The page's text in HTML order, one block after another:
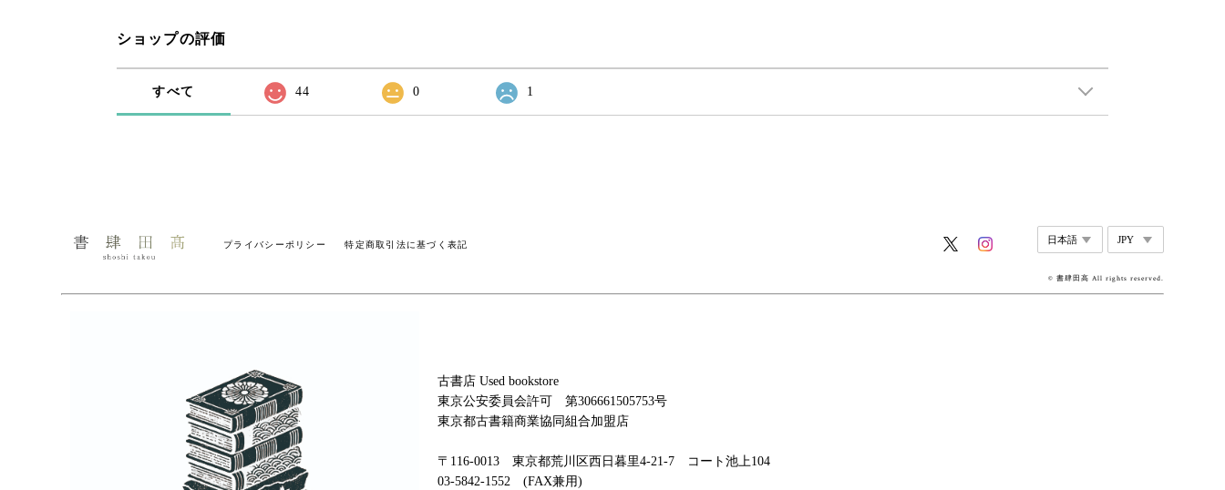
ショップの評価
すべて 44 0 1
プライバシーポリシー 特定商取引法に基づく表記
© 書肆田高 All rights reserved.
古書店 Used bookstore
東京公安委員会許可 第306661505753号
東京都古書籍商業協同組合加盟店
〒116-0013 東京都荒川区西日暮里4-21-7 コート池上104
03-5842-1552 (FAX兼用)